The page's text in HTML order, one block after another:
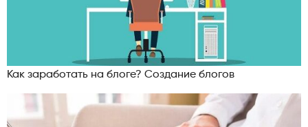
Как заработать на блоге? Создание блогов